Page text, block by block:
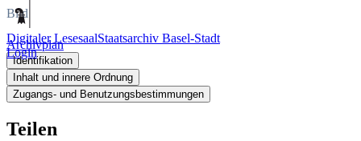
Digitaler LesesaalStaatsarchiv Basel-Stadt
Login
Bild
Archivplan
Identifikation
Inhalt und innere Ordnung
Zugangs- und Benutzungsbestimmungen
Teilen